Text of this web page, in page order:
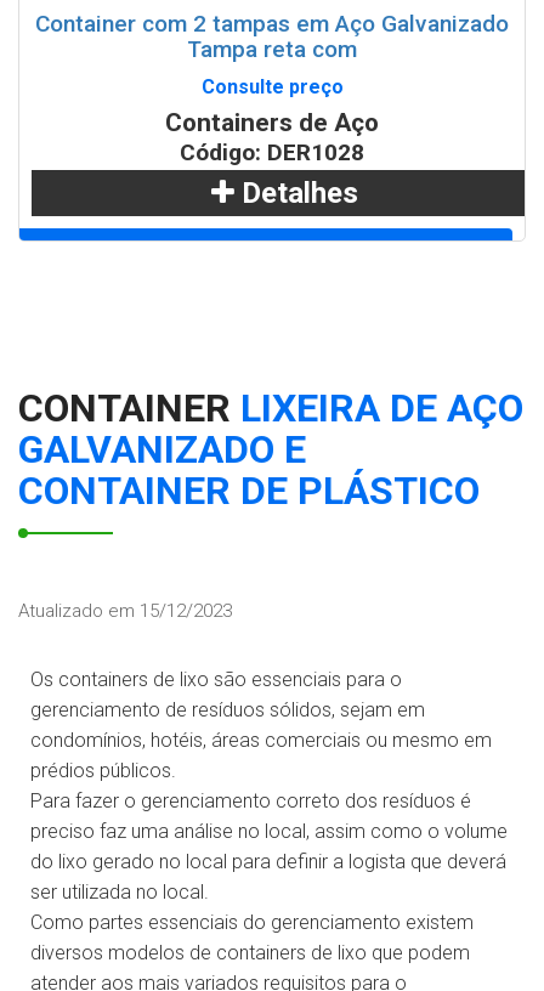
Container com 2 tampas em Aço Galvanizado
Tampa reta com
Consulte preço
Containers de Aço
Código: DER1028
Detalhes
CONTAINER LIXEIRA DE AÇO
GALVANIZADO E
CONTAINER DE PLÁSTICO
Atualizado em 15/12/2023
Os containers de lixo são essenciais para o
gerenciamento de resíduos sólidos, sejam em
condomínios, hotéis, áreas comerciais ou mesmo em
prédios públicos.
Para fazer o gerenciamento correto dos resíduos é
preciso faz uma análise no local, assim como o volume
do lixo gerado no local para definir a logista que deverá
ser utilizada no local.
Como partes essenciais do gerenciamento existem
diversos modelos de containers de lixo que podem
atender aos mais variados requisitos para o